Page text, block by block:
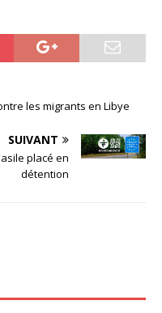
les migrants en Libye
SUIVANT
placé en
détention